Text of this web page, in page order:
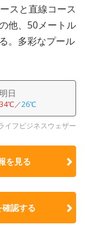
スと直線コース
他、50メートル
。多彩なプール
明日
34℃／26℃
イフビジネスウェザー
を見る
認する